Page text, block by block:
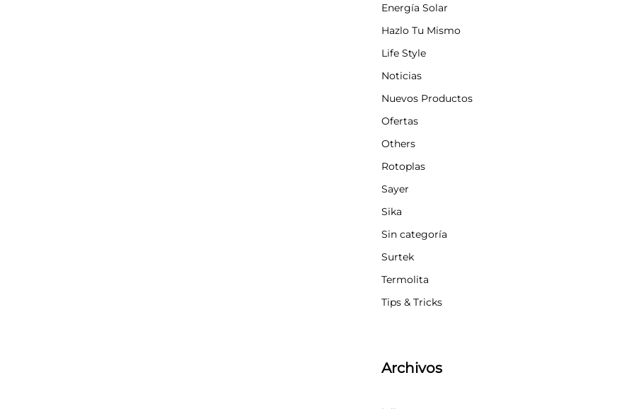
Energía Solar
Hazlo Tu Mismo
Life Style
Noticias
Nuevos Productos
Ofertas
Others
Rotoplas
Sayer
Sika
Sin categoría
Surtek
Termolita
Tips & Tricks
Archivos